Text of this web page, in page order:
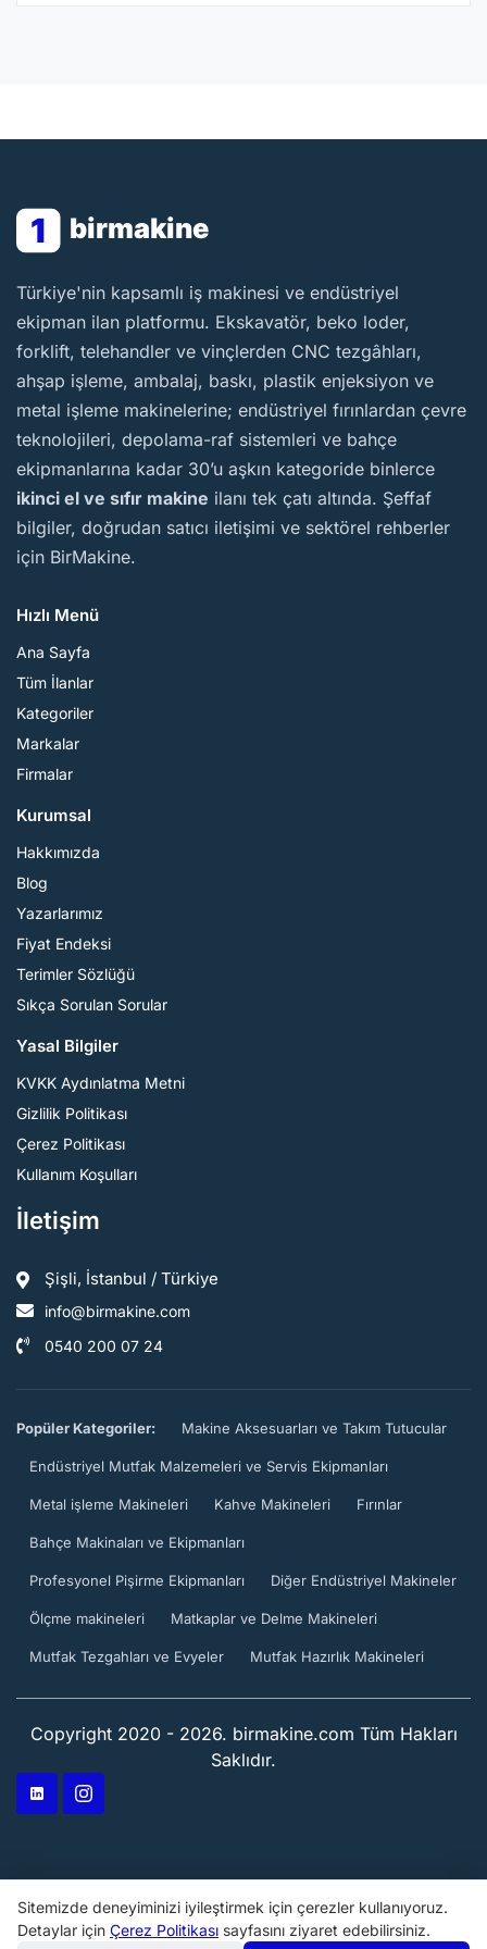
1 birmakine
BirMakine
Türkiye'nin kapsamlı iş makinesi ve endüstriyel
ekipman ilan platformu. Ekskavatör, beko loder,
forklift, telehandler ve vinçlerden CNC tezgâhları,
ahşap işleme, ambalaj, baskı, plastik enjeksiyon ve
metal işleme makinelerine; endüstriyel fırınlardan çevre
teknolojileri, depolama-raf sistemleri ve bahçe
ekipmanlarına kadar 30’u aşkın kategoride binlerce
ikinci el ve sıfır makine ilanı tek çatı altında. Şeffaf
bilgiler, doğrudan satıcı iletişimi ve sektörel rehberler
için BirMakine.
Hızlı Menü
Ana Sayfa
Tüm İlanlar
Kategoriler
Markalar
Firmalar
Kurumsal
Hakkımızda
Blog
Yazarlarımız
Fiyat Endeksi
Terimler Sözlüğü
Sıkça Sorulan Sorular
Yasal Bilgiler
KVKK Aydınlatma Metni
Gizlilik Politikası
Çerez Politikası
Kullanım Koşulları
İletişim
Şişli, İstanbul / Türkiye
info@birmakine.com
0540 200 07 24
Popüler Kategoriler: Makine Aksesuarları ve Takım Tutucular
Endüstriyel Mutfak Malzemeleri ve Servis Ekipmanları
Metal işleme Makineleri Kahve Makineleri Fırınlar
Bahçe Makinaları ve Ekipmanları
Profesyonel Pişirme Ekipmanları Diğer Endüstriyel Makineler
Ölçme makineleri Matkaplar ve Delme Makineleri
Mutfak Tezgahları ve Evyeler Mutfak Hazırlık Makineleri
Copyright 2020 - 2026. birmakine.com Tüm Hakları
Saklıdır.
Sitemizde deneyiminizi iyileştirmek için çerezler kullanıyoruz.
Detaylar için Çerez Politikası sayfasını ziyaret edebilirsiniz.